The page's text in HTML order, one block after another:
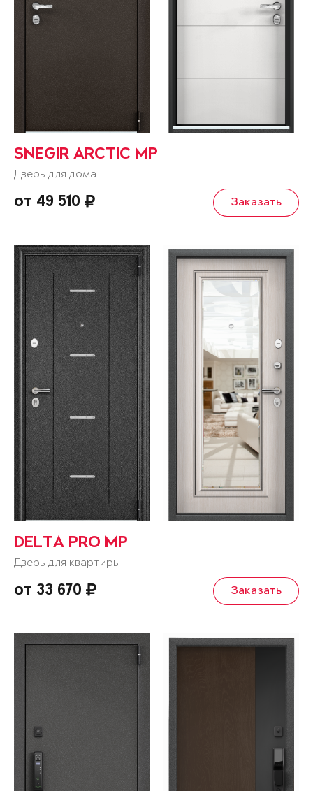
SNEGIR ARCTIC MP
Дверь для дома
от 49 510 Заказать
DELTA PRO MP
Дверь для квартиры
от 33 670 Заказать